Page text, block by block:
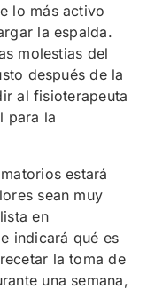
lo más activo
la espalda.
molestias del
después de la
al fisioterapeuta
para la
estará
sean muy
en
indicará qué es
la toma de
una semana,